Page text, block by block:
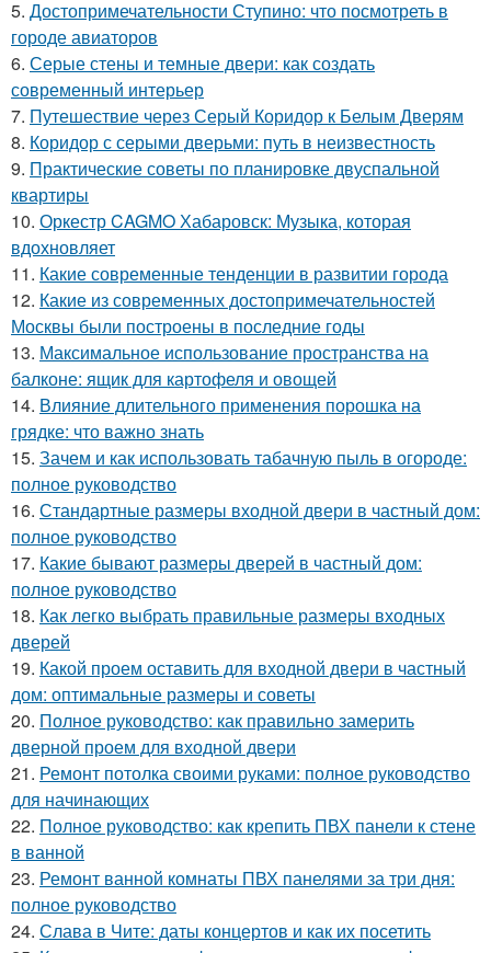
5. Достопримечательности Ступино: что посмотреть в
городе авиаторов
6. Серые стены и темные двери: как создать
современный интерьер
7. Путешествие через Серый Коридор к Белым Дверям
8. Коридор с серыми дверьми: путь в неизвестность
9. Практические советы по планировке двуспальной
квартиры
10. Оркестр CAGMO Хабаровск: Музыка, которая
вдохновляет
11. Какие современные тенденции в развитии города
12. Какие из современных достопримечательностей
Москвы были построены в последние годы
13. Максимальное использование пространства на
балконе: ящик для картофеля и овощей
14. Влияние длительного применения порошка на
грядке: что важно знать
15. Зачем и как использовать табачную пыль в огороде:
полное руководство
16. Стандартные размеры входной двери в частный дом:
полное руководство
17. Какие бывают размеры дверей в частный дом:
полное руководство
18. Как легко выбрать правильные размеры входных
дверей
19. Какой проем оставить для входной двери в частный
дом: оптимальные размеры и советы
20. Полное руководство: как правильно замерить
дверной проем для входной двери
21. Ремонт потолка своими руками: полное руководство
для начинающих
22. Полное руководство: как крепить ПВХ панели к стене
в ванной
23. Ремонт ванной комнаты ПВХ панелями за три дня:
полное руководство
24. Слава в Чите: даты концертов и как их посетить